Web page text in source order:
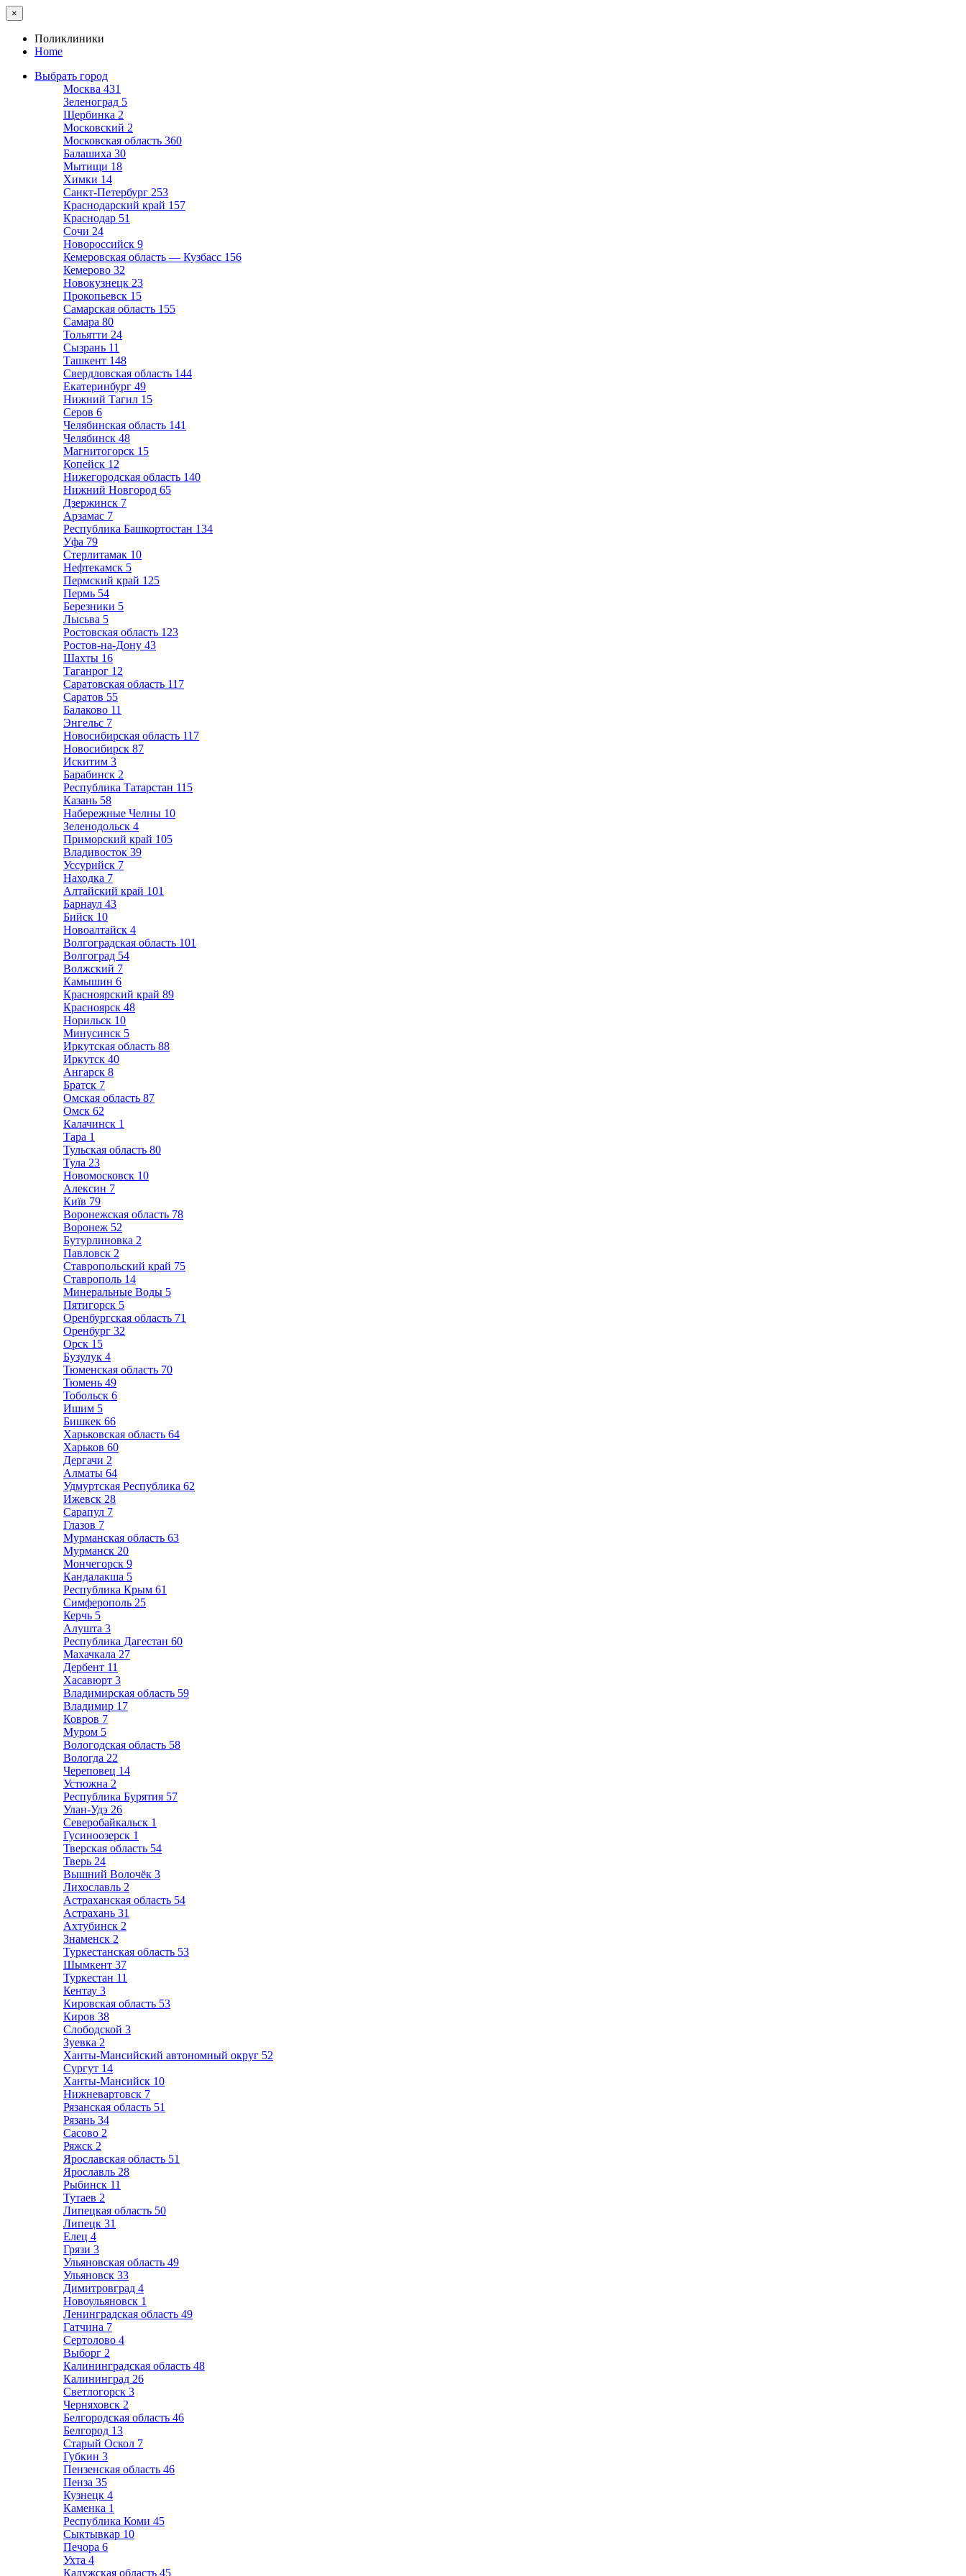
×
Поликлиники
Home
Выбрать город
Москва 431
Зеленоград 5
Щербинка 2
Московский 2
Московская область 360
Балашиха 30
Мытищи 18
Химки 14
Санкт-Петербург 253
Краснодарский край 157
Краснодар 51
Сочи 24
Новороссийск 9
Кемеровская область — Кузбасс 156
Кемерово 32
Новокузнецк 23
Прокопьевск 15
Самарская область 155
Самара 80
Тольятти 24
Сызрань 11
Ташкент 148
Свердловская область 144
Екатеринбург 49
Нижний Тагил 15
Серов 6
Челябинская область 141
Челябинск 48
Магнитогорск 15
Копейск 12
Нижегородская область 140
Нижний Новгород 65
Дзержинск 7
Арзамас 7
Республика Башкортостан 134
Уфа 79
Стерлитамак 10
Нефтекамск 5
Пермский край 125
Пермь 54
Березники 5
Лысьва 5
Ростовская область 123
Ростов-на-Дону 43
Шахты 16
Таганрог 12
Саратовская область 117
Саратов 55
Балаково 11
Энгельс 7
Новосибирская область 117
Новосибирск 87
Искитим 3
Барабинск 2
Республика Татарстан 115
Казань 58
Набережные Челны 10
Зеленодольск 4
Приморский край 105
Владивосток 39
Уссурийск 7
Находка 7
Алтайский край 101
Барнаул 43
Бийск 10
Новоалтайск 4
Волгоградская область 101
Волгоград 54
Волжский 7
Камышин 6
Красноярский край 89
Красноярск 48
Норильск 10
Минусинск 5
Иркутская область 88
Иркутск 40
Ангарск 8
Братск 7
Омская область 87
Омск 62
Калачинск 1
Тара 1
Тульская область 80
Тула 23
Новомосковск 10
Алексин 7
Київ 79
Воронежская область 78
Воронеж 52
Бутурлиновка 2
Павловск 2
Ставропольский край 75
Ставрополь 14
Минеральные Воды 5
Пятигорск 5
Оренбургская область 71
Оренбург 32
Орск 15
Бузулук 4
Тюменская область 70
Тюмень 49
Тобольск 6
Ишим 5
Бишкек 66
Харьковская область 64
Харьков 60
Дергачи 2
Алматы 64
Удмуртская Республика 62
Ижевск 28
Сарапул 7
Глазов 7
Мурманская область 63
Мурманск 20
Мончегорск 9
Кандалакша 5
Республика Крым 61
Симферополь 25
Керчь 5
Алушта 3
Республика Дагестан 60
Махачкала 27
Дербент 11
Хасавюрт 3
Владимирская область 59
Владимир 17
Ковров 7
Муром 5
Вологодская область 58
Вологда 22
Череповец 14
Устюжна 2
Республика Бурятия 57
Улан-Удэ 26
Северобайкальск 1
Гусиноозерск 1
Тверская область 54
Тверь 24
Вышний Волочёк 3
Лихославль 2
Астраханская область 54
Астрахань 31
Ахтубинск 2
Знаменск 2
Туркестанская область 53
Шымкент 37
Туркестан 11
Кентау 3
Кировская область 53
Киров 38
Слободской 3
Зуевка 2
Ханты-Мансийский автономный округ 52
Сургут 14
Ханты-Мансийск 10
Нижневартовск 7
Рязанская область 51
Рязань 34
Сасово 2
Ряжск 2
Ярославская область 51
Ярославль 28
Рыбинск 11
Тутаев 2
Липецкая область 50
Липецк 31
Елец 4
Грязи 3
Ульяновская область 49
Ульяновск 33
Димитровград 4
Новоульяновск 1
Ленинградская область 49
Гатчина 7
Сертолово 4
Выборг 2
Калининградская область 48
Калининград 26
Светлогорск 3
Черняховск 2
Белгородская область 46
Белгород 13
Старый Оскол 7
Губкин 3
Пензенская область 46
Пенза 35
Кузнецк 4
Каменка 1
Республика Коми 45
Сыктывкар 10
Печора 6
Ухта 4
Калужская область 45